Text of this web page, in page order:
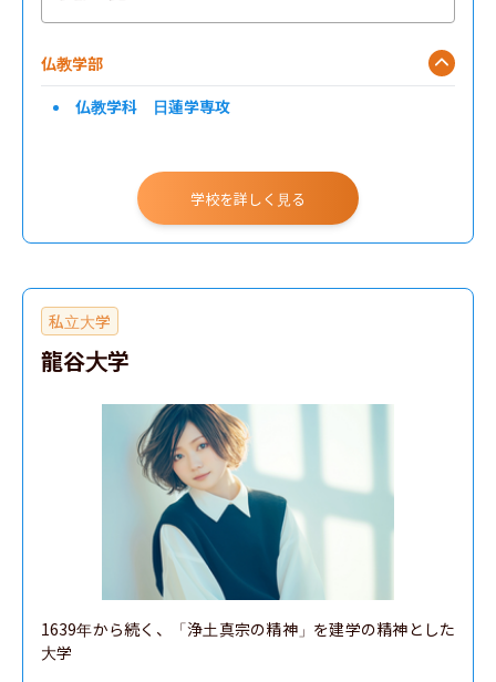
仏教学部
仏教学科 日蓮学専攻
学校を詳しく見る
私立大学
龍谷大学
1639年から続く、「浄土真宗の精神」を建学の精神とした
大学